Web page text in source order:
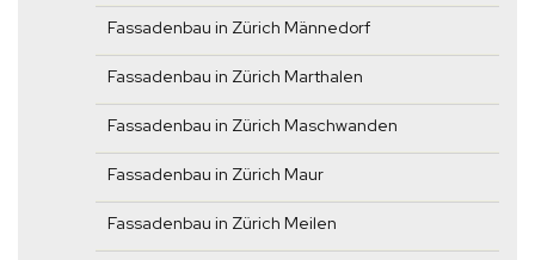
Fassadenbau in Zürich Männedorf
Fassadenbau in Zürich Marthalen
Fassadenbau in Zürich Maschwanden
Fassadenbau in Zürich Maur
Fassadenbau in Zürich Meilen